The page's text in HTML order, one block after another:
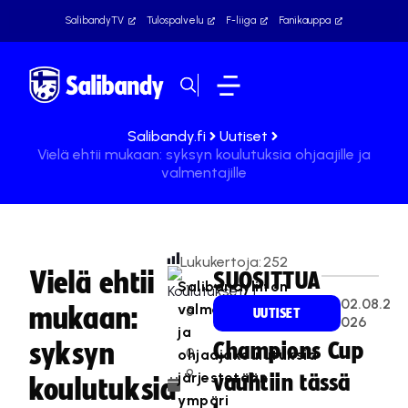
SalibandyTV Tulospalvelu F-liiga Fanikauppa
Salibandy.fi
Uutiset
Vielä ehtii mukaan: syksyn koulutuksia ohjaajille ja
valmentajille
Vielä ehtii
mukaan:
syksyn
koulutuksia
1
5
.
0
9
.
Lukukertoja:252
Salibandyliiton
valmentaja-
ja
ohjaajakoulutuksia
järjestetään
ympäri
SUOSITTUA
UUTISET
02.08.2
026
Champions Cup
vauhtiin tässä